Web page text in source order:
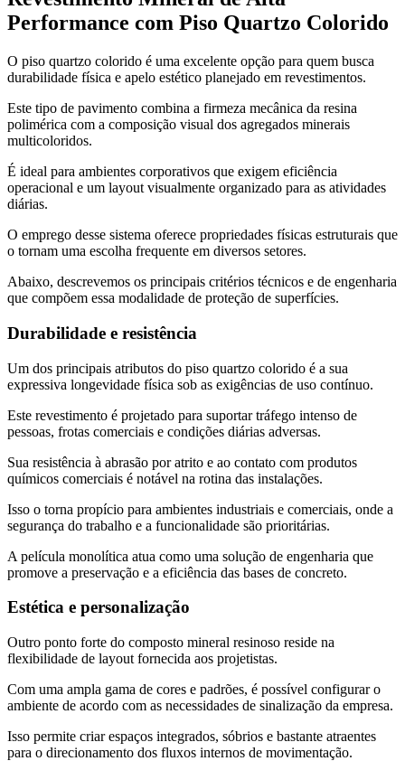
Performance com Piso Quartzo Colorido
O piso quartzo colorido é uma excelente opção para quem busca
durabilidade física e apelo estético planejado em revestimentos.
Este tipo de pavimento combina a firmeza mecânica da resina
polimérica com a composição visual dos agregados minerais
multicoloridos.
É ideal para ambientes corporativos que exigem eficiência
operacional e um layout visualmente organizado para as atividades
diárias.
O emprego desse sistema oferece propriedades físicas estruturais que
o tornam uma escolha frequente em diversos setores.
Abaixo, descrevemos os principais critérios técnicos e de engenharia
que compõem essa modalidade de proteção de superfícies.
Durabilidade e resistência
Um dos principais atributos do piso quartzo colorido é a sua
expressiva longevidade física sob as exigências de uso contínuo.
Este revestimento é projetado para suportar tráfego intenso de
pessoas, frotas comerciais e condições diárias adversas.
Sua resistência à abrasão por atrito e ao contato com produtos
químicos comerciais é notável na rotina das instalações.
Isso o torna propício para ambientes industriais e comerciais, onde a
segurança do trabalho e a funcionalidade são prioritárias.
A película monolítica atua como uma solução de engenharia que
promove a preservação e a eficiência das bases de concreto.
Estética e personalização
Outro ponto forte do composto mineral resinoso reside na
flexibilidade de layout fornecida aos projetistas.
Com uma ampla gama de cores e padrões, é possível configurar o
ambiente de acordo com as necessidades de sinalização da empresa.
Isso permite criar espaços integrados, sóbrios e bastante atraentes
para o direcionamento dos fluxos internos de movimentação.